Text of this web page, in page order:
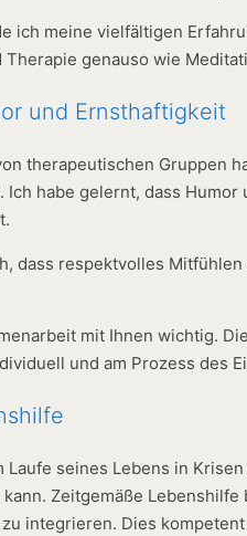
ich meine vielfältigen
genauso wie
und Ernsthaftigkeit
therapeutischen Gruppen
habe gelernt, dass
dass respektvolles
mit Ihnen wichtig.
und am Prozess des
Laufe seines Lebens in
Zeitgemäße
integrieren. Dies